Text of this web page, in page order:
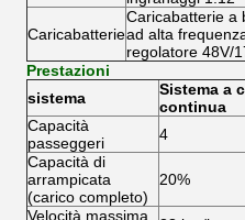
Caricabatterie
Caricabatterie a
ad alta
regolatore 48V/
Prestazioni
sistema
Sistema a
continua
Capacità
passeggeri
4
Capacità di
arrampicata
(carico completo)
20%
Velocità massima